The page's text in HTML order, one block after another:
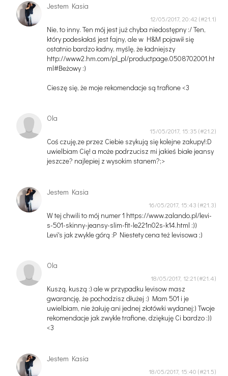
Jestem Kasia
12/05/2017, 20:42
Nie, to inny. Ten mój jest już chyba niedostępny :/ Ten,
który podesłałaś jest fajny, ale w H&M pojawił się
ostatnio bardzo ładny, myślę, że ładniejszy
http://www2.hm.com/pl_pl/productpage.0508702001.ht
ml#Beżowy :)
Cieszę się, że moje rekomendacje są trafione <3
Ola
15/05/2017, 15:35
Coś czuję,ze przez Ciebie szykują się kolejne zakupy!:D
uwielbiam Cię! a może podrzucisz mi jakieś białe jeansy
jeszcze? najlepiej z wysokim stanem?;>
Jestem Kasia
16/05/2017, 15:43
W tej chwili to mój numer 1 https://www.zalando.pl/levi-
s-501-skinny-jeansy-slim-fit-le221n02s-k14.html :))
Levi's jak zwykle górą :P Niestety cena też levisowa ;)
Ola
18/05/2017, 12:21
Kuszą, kuszą :) ale w przypadku levisow masz
gwarancję, że pochodzisz dłużej :) Mam 501 i je
uwielbiam, nie żałuję ani jednej złotówki wydanej:) Twoje
rekomendacje jak zwykle trafione, dziękuję Ci bardzo :))
<3
Jestem Kasia
18/05/2017, 15:40